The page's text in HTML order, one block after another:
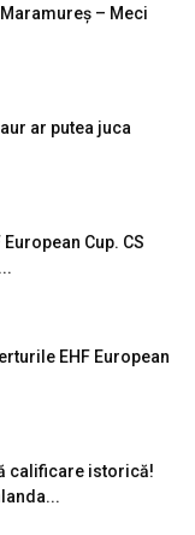
– Meci
ar putea juca
Cup. CS
EHF European
calificare istorică!